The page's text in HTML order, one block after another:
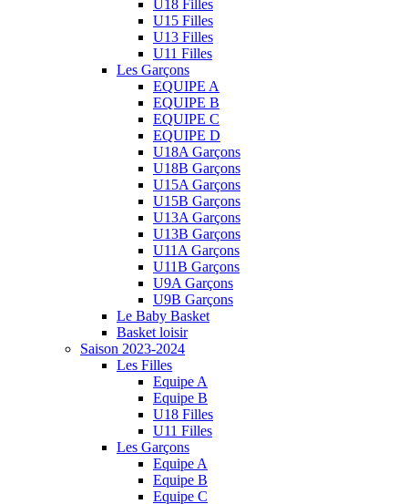
U18 Filles
U15 Filles
U13 Filles
U11 Filles
Les Garçons
EQUIPE A
EQUIPE B
EQUIPE C
EQUIPE D
U18A Garçons
U18B Garçons
U15A Garçons
U15B Garçons
U13A Garçons
U13B Garçons
U11A Garçons
U11B Garçons
U9A Garçons
U9B Garçons
Le Baby Basket
Basket loisir
Saison 2023-2024
Les Filles
Equipe A
Equipe B
U18 Filles
U11 Filles
Les Garçons
Equipe A
Equipe B
Equipe C